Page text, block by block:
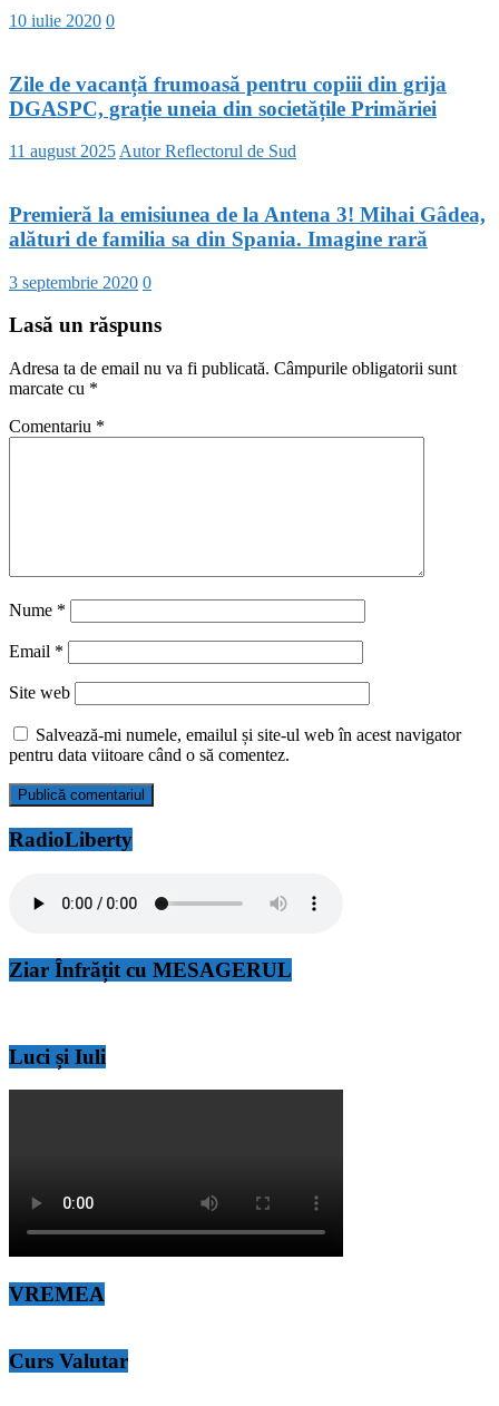
10 iulie 2020 0
Zile de vacanță frumoasă pentru copiii din grija
DGASPC, grație uneia din societățile Primăriei
11 august 2025 Autor Reflectorul de Sud
Premieră la emisiunea de la Antena 3! Mihai Gâdea,
alături de familia sa din Spania. Imagine rară
3 septembrie 2020 0
Lasă un răspuns
Adresa ta de email nu va fi publicată. Câmpurile obligatorii sunt
marcate cu *
Comentariu *
Nume *
Email *
Site web
Salvează-mi numele, emailul și site-ul web în acest navigator
pentru data viitoare când o să comentez.
RadioLiberty
Ziar Înfrățit cu MESAGERUL
Luci și Iuli
VREMEA
Curs Valutar